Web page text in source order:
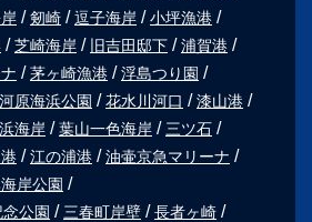
剱崎 逗子海岸
小坪漁港
芝崎海岸 旧吉田邸下
浦賀港
茅ヶ崎漁港
浮島つり園
原海浜公園 花水川河口
漆山港
海岸 葉山一色海岸
三ツ石
江の浦港
油壷京急マリーナ
岸公園
公園
三春町岸壁
長者ヶ崎